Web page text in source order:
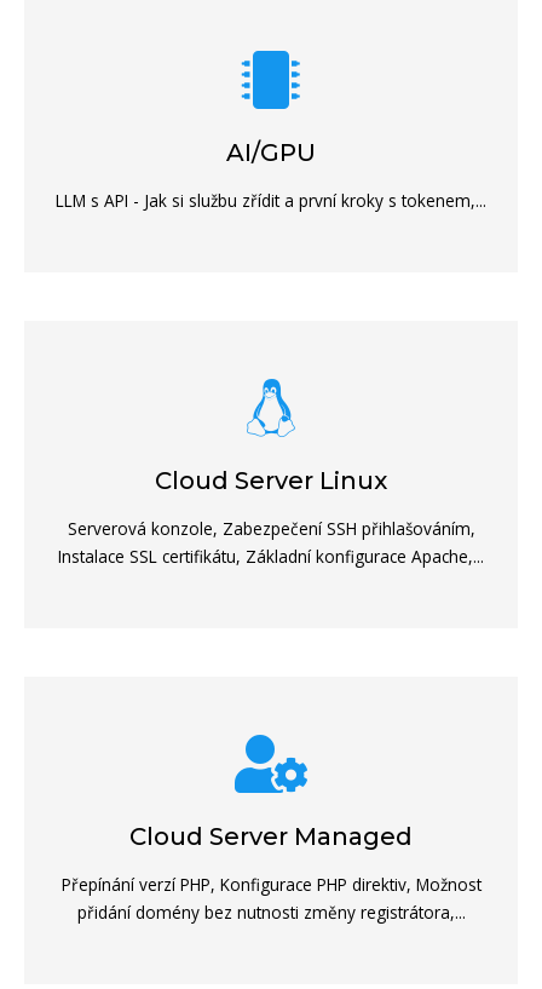
AI/GPU
LLM s API - Jak si službu zřídit a první kroky s tokenem,...
Cloud Server Linux
Serverová konzole, Zabezpečení SSH přihlašováním,
Instalace SSL certifikátu, Základní konfigurace Apache,...
Cloud Server Managed
Přepínání verzí PHP, Konfigurace PHP direktiv, Možnost
přidání domény bez nutnosti změny registrátora,...